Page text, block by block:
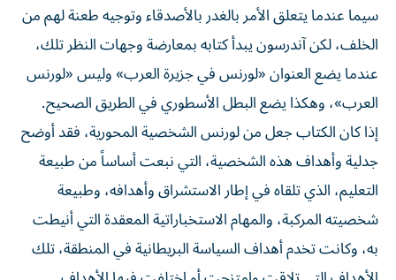
سيما عندما يتعلق الأمر بالغدر بالأصدقاء وتوجيه طعنة لهم من
الخلف، لكن آندرسون يبدأ كتابه بمعارضة وجهات النظر تلك،
عندما يضع العنوان «لورنس في جزيرة العرب» وليس «لورنس
العرب»، وهكذا يضع البطل الأسطوري في الطريق الصحيح.
إذا كان الكتاب جعل من لورنس الشخصية المحورية، فقد أوضح
جدلية وأهداف هذه الشخصية، التي نبعت أساساً من طبيعة
التعليم، الذي تلقاه في إطار الاستشراق وأهدافه، وطبيعة
شخصيته المركبة، والمهام الاستخباراتية المعقدة التي أنيطت
به، وكانت تخدم أهداف السياسة البريطانية في المنطقة، تلك